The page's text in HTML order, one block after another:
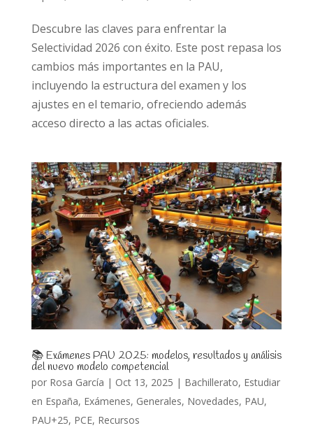
Descubre las claves para enfrentar la
Selectividad 2026 con éxito. Este post repasa los
cambios más importantes en la PAU,
incluyendo la estructura del examen y los
ajustes en el temario, ofreciendo además
acceso directo a las actas oficiales.
📚 Exámenes PAU 2025: modelos, resultados y análisis
del nuevo modelo competencial
por Rosa García | Oct 13, 2025 | Bachillerato, Estudiar
en España, Exámenes, Generales, Novedades, PAU,
PAU+25, PCE, Recursos